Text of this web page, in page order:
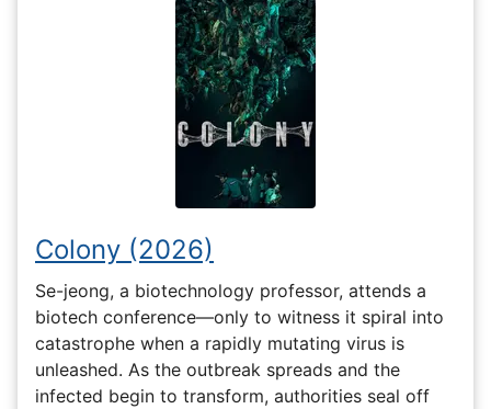
Colony (2026)
Se-jeong, a biotechnology professor, attends a
biotech conference—only to witness it spiral into
catastrophe when a rapidly mutating virus is
unleashed. As the outbreak spreads and the
infected begin to transform, authorities seal off